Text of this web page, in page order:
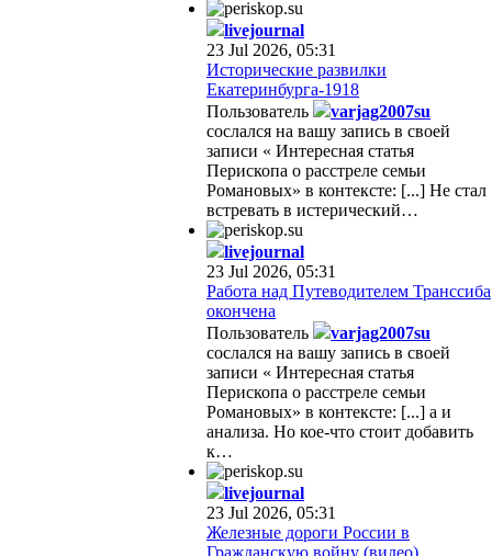
livejournal
23 Jul 2026, 05:31
Исторические развилки
Екатеринбурга-1918
Пользователь
varjag2007su
сослался на вашу запись в своей
записи « Интересная статья
Перископа о расстреле семьи
Романовых» в контексте: [...] Не стал
встревать в истерический…
livejournal
23 Jul 2026, 05:31
Работа над Путеводителем Транссиба
окончена
Пользователь
varjag2007su
сослался на вашу запись в своей
записи « Интересная статья
Перископа о расстреле семьи
Романовых» в контексте: [...] а и
анализа. Но кое-что стоит добавить
к…
livejournal
23 Jul 2026, 05:31
Железные дороги России в
Гражданскую войну (видео)